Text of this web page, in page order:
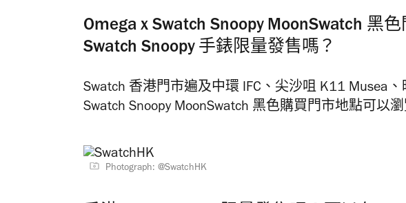
Omega x Swatch Snoopy MoonSwatch 黑
Swatch Snoopy 手錶限量發售嗎？
Swatch 香港門市遍及中環 IFC、尖沙咀 K11 Musea、
Swatch Snoopy MoonSwatch 黑色購買門市地點可以瀏
Photograph: @SwatchHK